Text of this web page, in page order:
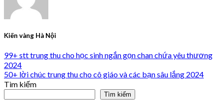
Kiến vàng Hà Nội
99+ stt trung thu cho học sinh ngắn gọn chan chứa yêu thương
2024
50+ lời chúc trung thu cho cô giáo và các bạn sâu lắng 2024
Tìm kiếm
Tìm kiếm